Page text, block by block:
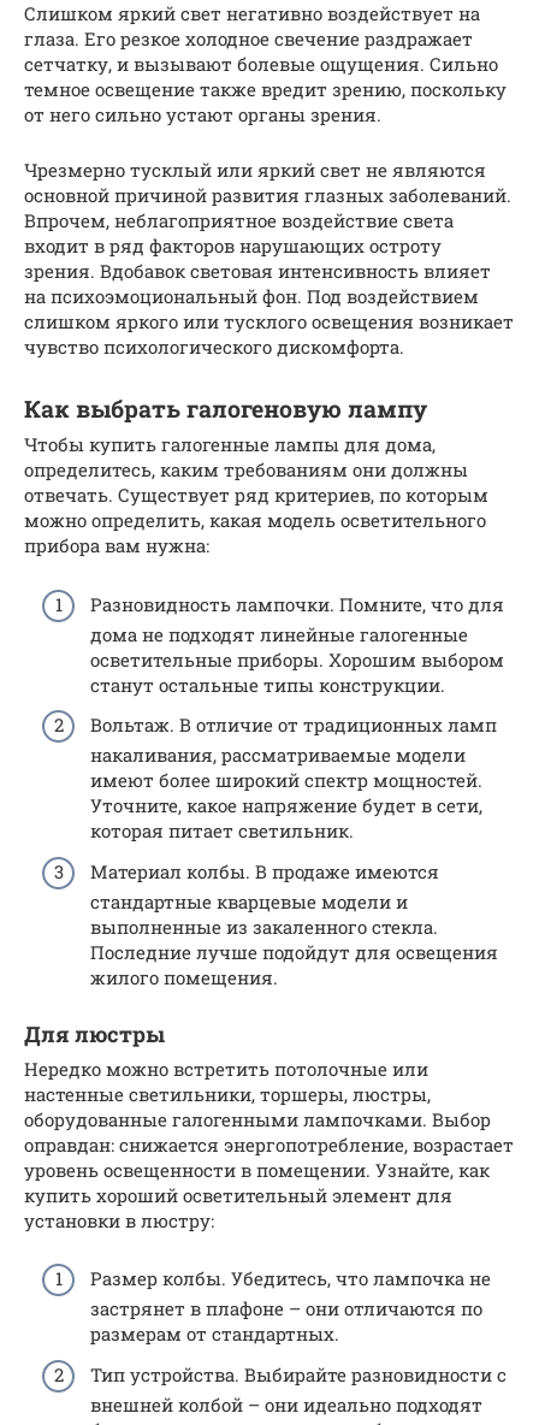
Слишком яркий свет негативно воздействует на
глаза. Его резкое холодное свечение раздражает
сетчатку, и вызывают болевые ощущения. Сильно
темное освещение также вредит зрению, поскольку
от него сильно устают органы зрения.
Чрезмерно тусклый или яркий свет не являются
основной причиной развития глазных заболеваний.
Впрочем, неблагоприятное воздействие света
входит в ряд факторов нарушающих остроту
зрения. Вдобавок световая интенсивность влияет
на психоэмоциональный фон. Под воздействием
слишком яркого или тусклого освещения возникает
чувство психологического дискомфорта.
Как выбрать галогеновую лампу
Чтобы купить галогенные лампы для дома,
определитесь, каким требованиям они должны
отвечать. Существует ряд критериев, по которым
можно определить, какая модель осветительного
прибора вам нужна:
Разновидность лампочки. Помните, что для
дома не подходят линейные галогенные
осветительные приборы. Хорошим выбором
станут остальные типы конструкции.
Вольтаж. В отличие от традиционных ламп
накаливания, рассматриваемые модели
имеют более широкий спектр мощностей.
Уточните, какое напряжение будет в сети,
которая питает светильник.
Материал колбы. В продаже имеются
стандартные кварцевые модели и
выполненные из закаленного стекла.
Последние лучше подойдут для освещения
жилого помещения.
Для люстры
Нередко можно встретить потолочные или
настенные светильники, торшеры, люстры,
оборудованные галогенными лампочками. Выбор
оправдан: снижается энергопотребление, возрастает
уровень освещенности в помещении. Узнайте, как
купить хороший осветительный элемент для
установки в люстру:
Размер колбы. Убедитесь, что лампочка не
застрянет в плафоне – они отличаются по
размерам от стандартных.
Тип устройства. Выбирайте разновидности с
внешней колбой – они идеально подходят